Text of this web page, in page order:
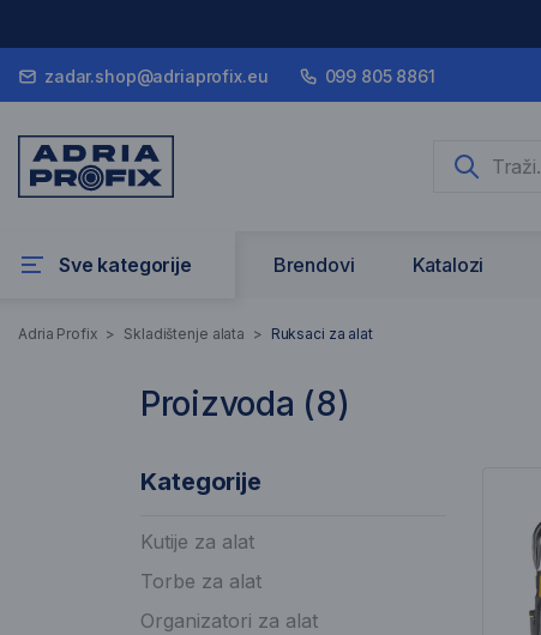
zadar.shop@adriaprofix.eu 099 805 8861
Sve kategorije Brendovi Katalozi
Ruksaci za alat
Adria Profix > Skladištenje alata > Ruksaci za alat
Proizvoda (8)
8 Rezultati pretraživanja
Kategorije
Kutije za alat
Torbe za alat
Organizatori za alat